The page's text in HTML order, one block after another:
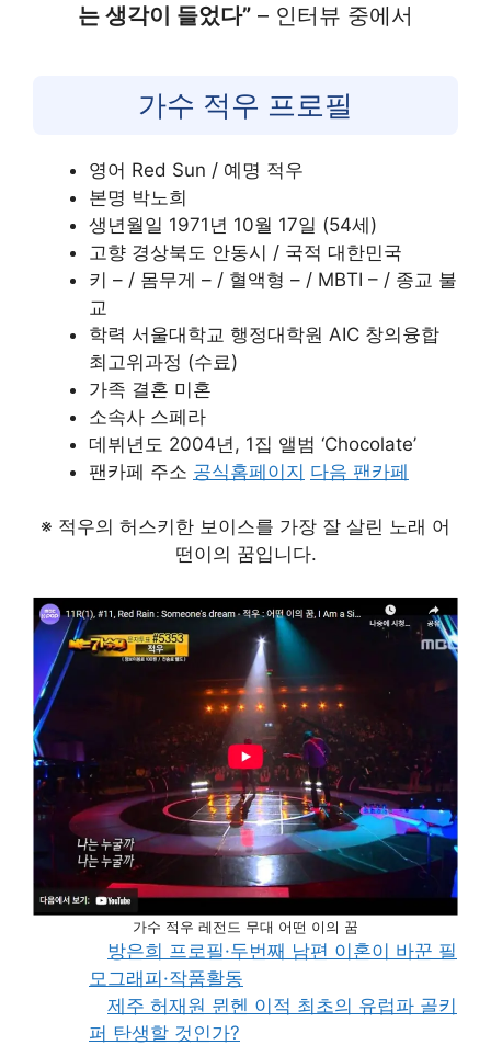
는 생각이 들었다” – 인터뷰 중에서
가수 적우 프로필
영어 Red Sun / 예명 적우
본명 박노희
생년월일 1971년 10월 17일 (54세)
고향 경상북도 안동시 / 국적 대한민국
키 – / 몸무게 – / 혈액형 – / MBTI – / 종교 불
교
학력 서울대학교 행정대학원 AIC 창의융합
최고위과정 (수료)
가족 결혼 미혼
소속사 스페라
데뷔년도 2004년, 1집 앨범 ‘Chocolate’
팬카페 주소 공식홈페이지 다음 팬카페
※ 적우의 허스키한 보이스를 가장 잘 살린 노래 어
떤이의 꿈입니다.
가수 적우 레전드 무대 어떤 이의 꿈
방은희 프로필·두번째 남편 이혼이 바꾼 필
모그래피·작품활동
제주 허재원 뮌헨 이적 최초의 유럽파 골키
퍼 탄생할 것인가?